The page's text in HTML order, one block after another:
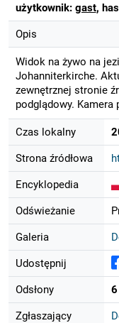
użytkownik: gast,
Opis
Widok na żywo na
Johanniterkirche.
zewnętrznej stronie
podglądowy. Kamera
Czas lokalny
Strona źródłowa
Encyklopedia
Odświeżanie
Galeria
Udostępnij
Odsłony
Zgłaszający